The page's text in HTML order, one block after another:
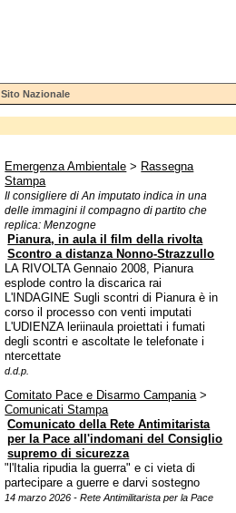
Sito Nazionale
Emergenza Ambientale > Rassegna
Stampa
Il consigliere di An imputato indica in una
delle immagini il compagno di partito che
replica: Menzogne
Pianura, in aula il film della rivolta
Scontro a distanza Nonno-Strazzullo
LA RIVOLTA Gennaio 2008, Pianura
esplode contro la discarica rai
L'INDAGINE Sugli scontri di Pianura è in
corso il processo con venti imputati
L'UDIENZA leriinaula proiettati i fumati
degli scontri e ascoltate le telefonate i
ntercettate
d.d.p.
Comitato Pace e Disarmo Campania >
Comunicati Stampa
Comunicato della Rete Antimitarista
per la Pace all'indomani del Consiglio
supremo di sicurezza
"l'Italia ripudia la guerra" e ci vieta di
partecipare a guerre e darvi sostegno
14 marzo 2026 - Rete Antimilitarista per la Pace